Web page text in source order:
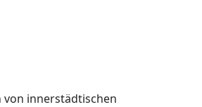
innerstädtischen